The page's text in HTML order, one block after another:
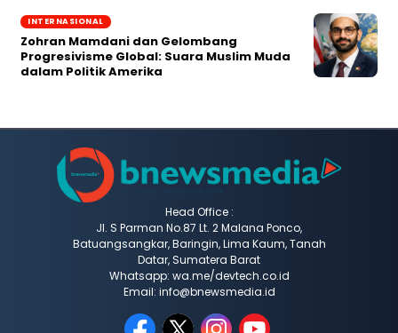
INTERNASIONAL
Zohran Mamdani dan Gelombang
Progresivisme Global: Suara Muslim Muda
dalam Politik Amerika
Head Office :
Jl. S Parman No.87 Lt. 2 Malana Ponco,
Batuangsangkar, Baringin, Lima Kaum, Tanah
Datar, Sumatera Barat
Whatsapp: wa.me/devtech.co.id
Email: info@bnewsmedia.id